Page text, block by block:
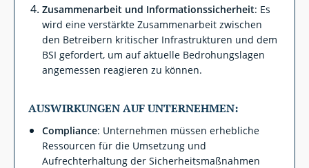
Zusammenarbeit und Informationssicherheit: Es
wird eine verstärkte Zusammenarbeit zwischen
den Betreibern kritischer Infrastrukturen und dem
BSI gefordert, um auf aktuelle Bedrohungslagen
angemessen reagieren zu können.
AUSWIRKUNGEN AUF UNTERNEHMEN:
Compliance: Unternehmen müssen erhebliche
Ressourcen für die Umsetzung und
Aufrechterhaltung der Sicherheitsmaßnahmen